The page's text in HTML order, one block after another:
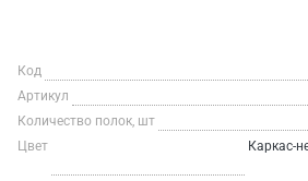
Код
Артикул
Количество полок, шт
Цвет
Каркас-